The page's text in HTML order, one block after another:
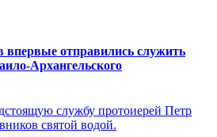
отправились служить
Архангельского
службу протоиерей Петр
святой водой.